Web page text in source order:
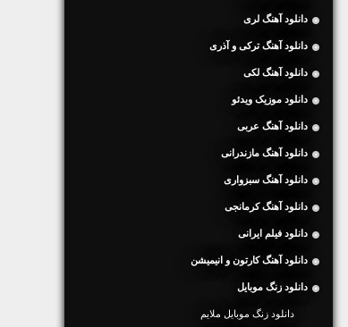
دانلود آهنگ لری
دانلود آهنگ ترکی و آذری
دانلود آهنگ لکی
دانلود موزیک ویدئو
دانلود آهنگ عربی
دانلود آهنگ مازندرانی
دانلود آهنگ سبزواری
دانلود آهنگ کرمانجی
دانلود فیلم ایرانی
دانلود آهنگ کارتون و انیمیشن
دانلود زنگ موبایل
دانلود زنگ موبایل ملایم